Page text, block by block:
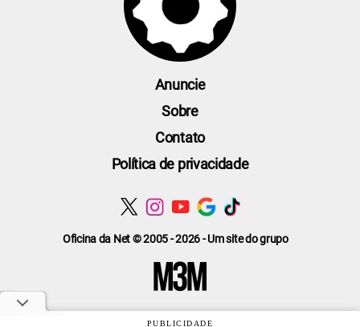
Oficina da Net © 2005 - 2026 - Um site do grupo
Anuncie
Sobre
Contato
Política de privacidade
PUBLICIDADE